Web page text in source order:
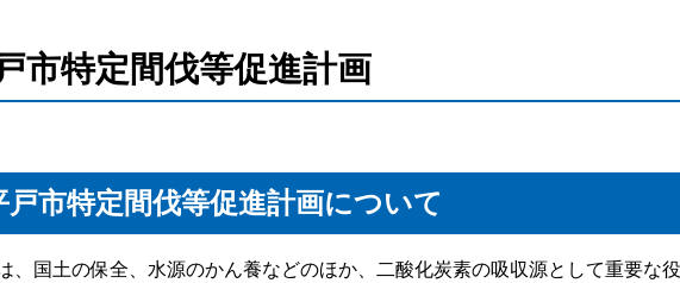
市特定間伐等促進計画
戸市特定間伐等促進計画について
、国土の保全、水源のかん養などのほか、二酸化炭素の吸収源として重要な